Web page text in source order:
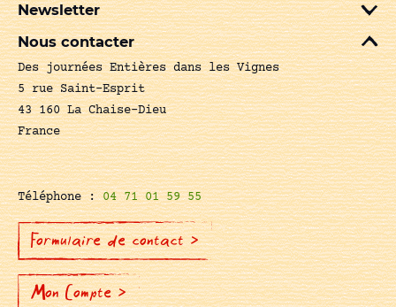
Newsletter
Nous contacter
Des journées Entières dans les Vignes
5 rue Saint-Esprit
43 160 La Chaise-Dieu
France
Téléphone :04 71 01 59 55
Formulaire de contact >
Mon Compte >